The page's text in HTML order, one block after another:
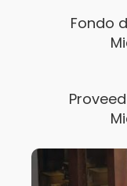
Fondo